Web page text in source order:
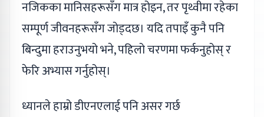
नजिकका मानिसहरूसँग मात्र होइन, तर पृथ्वीमा रहेका
सम्पूर्ण जीवनहरूसँग जोड्दछ। यदि तपाइँ कुनै पनि
बिन्दुमा हराउनुभयो भने, पहिलो चरणमा फर्कनुहोस् र
फेरि अभ्यास गर्नुहोस्।
ध्यानले हाम्रो डीएनएलाई पनि असर गर्छ